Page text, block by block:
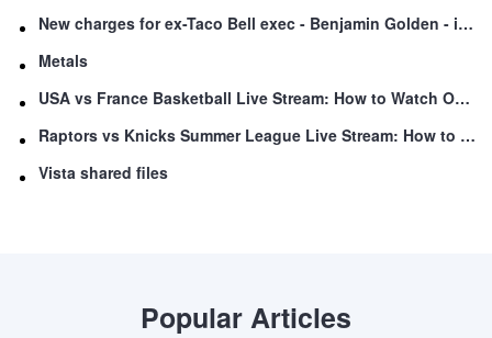
New charges for ex-Taco Bell exec - Benjamin Golden - in Uber fracas
Metals
USA vs France Basketball Live Stream: How to Watch Online
Raptors vs Knicks Summer League Live Stream: How to Watch
Vista shared files
Popular Articles